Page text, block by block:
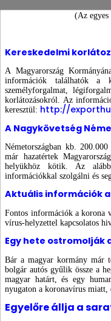
(Az
Kereskedelmi
A Magyarország
információk találhatók a
személyforgalmat,
korlátozásokról. Az
keresztül: http://
A Nagykövetség
Németországban kb.
már hazatértek
helyükhöz kötik. Az
információkkal szolgálni és
Aktuális információk
Fontos információk a korona
vírus-helyzettel kapcsolatos
Egy hete ostromolják
Bár a magyar kormány már
bolgár autós gyűlik össze a
magyar határt, és egy
nyugaton a koronavírus miatt,
Egyelőre állja a